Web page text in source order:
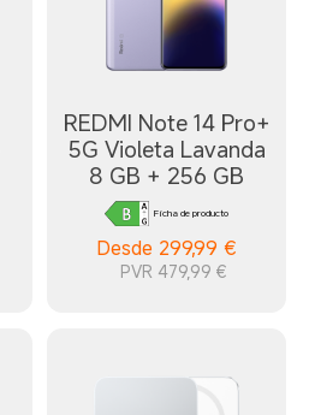
REDMI Note 14 Pro+
5G Violeta Lavanda
8 GB + 256 GB
Ficha de producto
Desde 299,99 €
PVR 479,99 €